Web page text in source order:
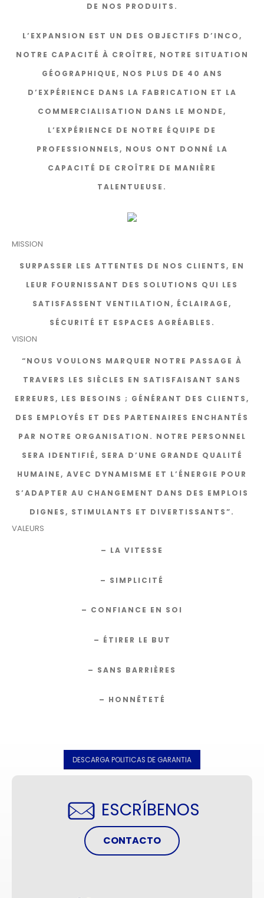
DE NOS PRODUITS.
L’EXPANSION EST UN DES OBJECTIFS D’INCO,
NOTRE CAPACITÉ À CROÎTRE, NOTRE SITUATION
GÉOGRAPHIQUE, NOS PLUS DE 40 ANS
D’EXPÉRIENCE DANS LA FABRICATION ET LA
COMMERCIALISATION DANS LE MONDE,
L’EXPÉRIENCE DE NOTRE ÉQUIPE DE
PROFESSIONNELS, NOUS ONT DONNÉ LA
CAPACITÉ DE CROÎTRE DE MANIÈRE
TALENTUEUSE.
MISSION
SURPASSER LES ATTENTES DE NOS CLIENTS, EN
LEUR FOURNISSANT DES SOLUTIONS QUI LES
SATISFASSENT VENTILATION, ÉCLAIRAGE,
SÉCURITÉ ET ESPACES AGRÉABLES.
VISION
“NOUS VOULONS MARQUER NOTRE PASSAGE À
TRAVERS LES SIÈCLES EN SATISFAISANT SANS
ERREURS, LES BESOINS ; GÉNÉRANT DES CLIENTS,
DES EMPLOYÉS ET DES PARTENAIRES ENCHANTÉS
PAR NOTRE ORGANISATION. NOTRE PERSONNEL
SERA IDENTIFIÉ, SERA D’UNE GRANDE QUALITÉ
HUMAINE, AVEC DYNAMISME ET L’ÉNERGIE POUR
S’ADAPTER AU CHANGEMENT DANS DES EMPLOIS
DIGNES, STIMULANTS ET DIVERTISSANTS”.
VALEURS
– LA VITESSE
– SIMPLICITÉ
– CONFIANCE EN SOI
– ÉTIRER LE BUT
– SANS BARRIÈRES
– HONNÊTETÉ
DESCARGA POLITICAS DE GARANTIA
ESCRÍBENOS
CONTACTO